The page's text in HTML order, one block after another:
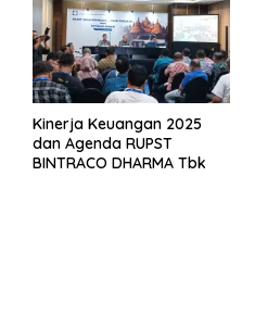
Kinerja Keuangan 2025
dan Agenda RUPST
BINTRACO DHARMA Tbk